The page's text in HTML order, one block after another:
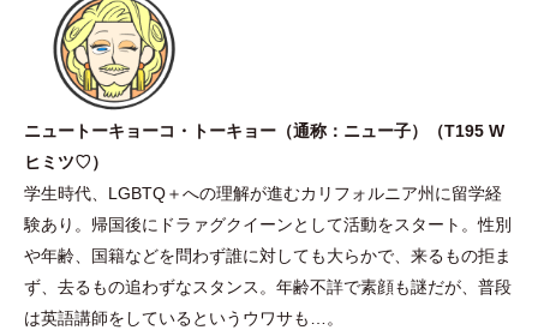
ニュートーキョーコ ・ トーキョー （通称：ニュー子） （T195 W
ヒミツ♡）
学生時代、LGBTQ＋への理解が進むカリフォルニア州に留学経
験あり。帰国後にドラァグクイーンとして活動をスタート。性別
や年齢、国籍などを問わず誰に対しても大らかで、来るもの拒ま
ず、去るもの追わずなスタンス。年齢不詳で素顔も謎だが、普段
は英語講師をしているというウワサも…。